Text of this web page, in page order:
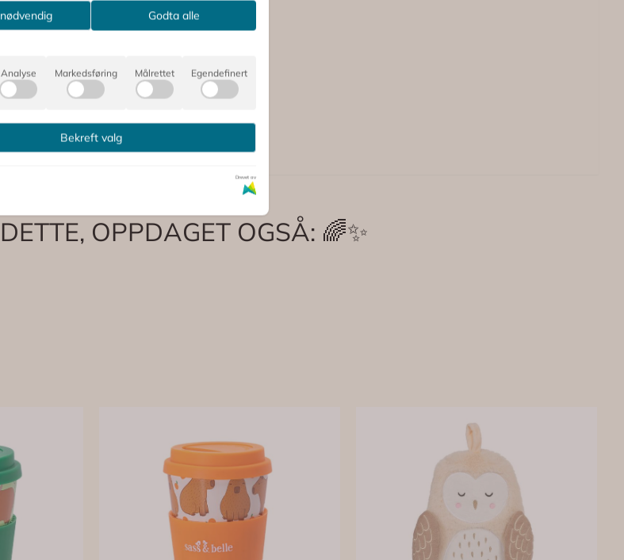
OPPDAGET OGSÅ: 🌈✨
Godta alle
Analyse Markedsføring Målrettet Egendefinert
Bekreft valg
Drevet av